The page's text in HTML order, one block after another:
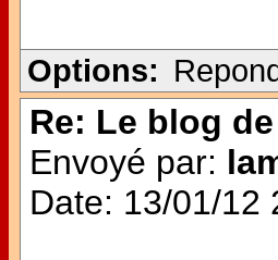
Options:
Re: Le blog
Envoyé par:
Date: 13/01/12